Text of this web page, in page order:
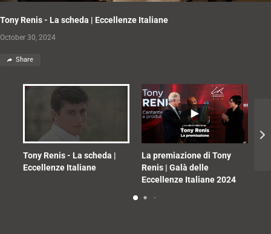
Tony Renis - La scheda | Eccellenze Italiane
October 30, 2024
Share
Tony Renis - La scheda |
Eccellenze Italiane
La premiazione di Tony
Renis | Galà delle
Eccellenze Italiane 2024